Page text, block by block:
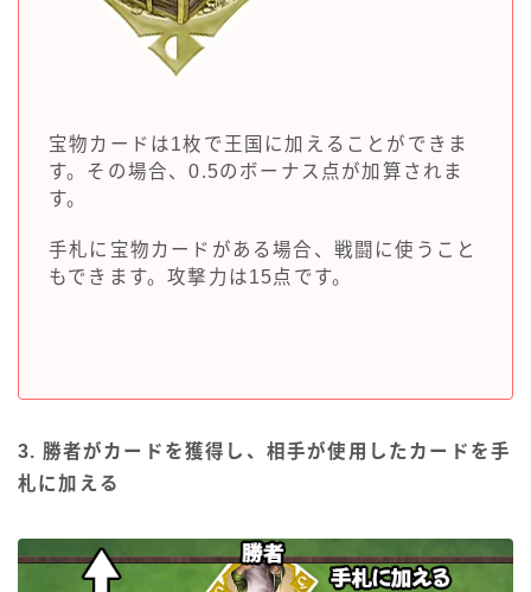
宝物カードは1枚で王国に加えることができま
す。その場合、0.5のボーナス点が加算されま
す。
手札に宝物カードがある場合、戦闘に使うこと
もできます。攻撃力は15点です。
3. 勝者がカードを獲得し、相手が使用したカードを手
札に加える